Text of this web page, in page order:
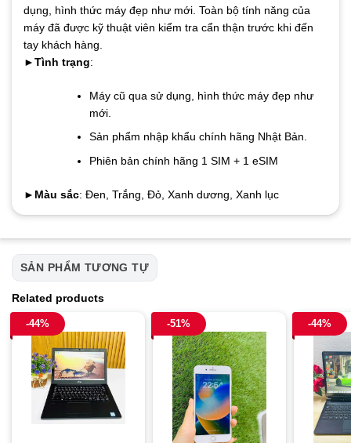
dụng, hình thức máy đẹp như mới. Toàn bộ tính năng của
máy đã được kỹ thuật viên kiểm tra cẩn thận trước khi đến
tay khách hàng.
►Tình trạng:
Máy cũ qua sử dụng, hình thức máy đẹp như
mới.
Sản phẩm nhập khẩu chính hãng Nhật Bản.
Phiên bản chính hãng 1 SIM + 1 eSIM
► Màu sắc: Đen, Trắng, Đỏ, Xanh dương, Xanh lục
SẢN PHẨM TƯƠNG TỰ
Related products
-44% -51% -44%